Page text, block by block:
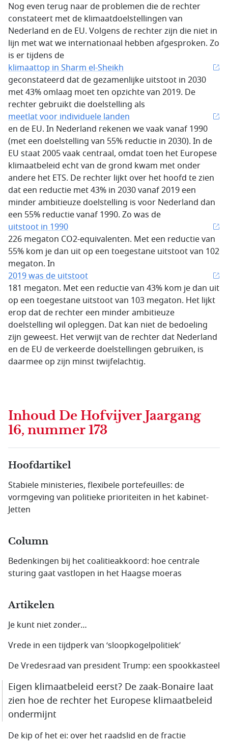
Nog even terug naar de problemen die de rechter
constateert met de klimaatdoelstellingen van
Nederland en de EU. Volgens de rechter zijn die niet in
lijn met wat we internationaal hebben afgesproken. Zo
is er tijdens de
klimaattop in Sharm el-Sheikh
geconstateerd dat de gezamenlijke uitstoot in 2030
met 43% omlaag moet ten opzichte van 2019. De
rechter gebruikt die doelstelling als
meetlat voor individuele landen
en de EU. In Nederland rekenen we vaak vanaf 1990
(met een doelstelling van 55% reductie in 2030). In de
EU staat 2005 vaak centraal, omdat toen het Europese
klimaatbeleid echt van de grond kwam met onder
andere het ETS. De rechter lijkt over het hoofd te zien
dat een reductie met 43% in 2030 vanaf 2019 een
minder ambitieuze doelstelling is voor Nederland dan
een 55% reductie vanaf 1990. Zo was de
uitstoot in 1990
226 megaton CO2-equivalenten. Met een reductie van
55% kom je dan uit op een toegestane uitstoot van 102
megaton. In
2019 was de uitstoot
181 megaton. Met een reductie van 43% kom je dan uit
op een toegestane uitstoot van 103 megaton. Het lijkt
erop dat de rechter een minder ambitieuze
doelstelling wil opleggen. Dat kan niet de bedoeling
zijn geweest. Het verwijt van de rechter dat Nederland
en de EU de verkeerde doelstellingen gebruiken, is
daarmee op zijn minst twijfelachtig.
Inhoud De Hofvijver Jaargang
16, nummer 173
Hoofdartikel
Stabiele ministeries, flexibele portefeuilles: de
vormgeving van politieke prioriteiten in het kabinet-
Jetten
Column
Bedenkingen bij het coalitieakkoord: hoe centrale
sturing gaat vastlopen in het Haagse moeras
Artikelen
Je kunt niet zonder…
Vrede in een tijdperk van ‘sloopkogelpolitiek’
De Vredesraad van president Trump: een spookkasteel
Eigen klimaatbeleid eerst? De zaak-Bonaire laat
zien hoe de rechter het Europese klimaatbeleid
ondermijnt
De kip of het ei: over het raadslid en de fractie